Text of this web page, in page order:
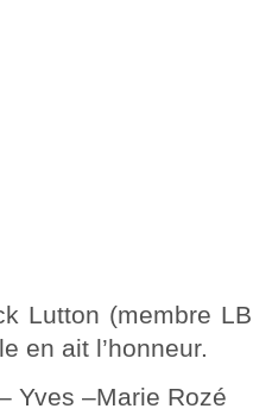
Lutton (membre
en ait l’honneur.
Yves –Marie Rozé